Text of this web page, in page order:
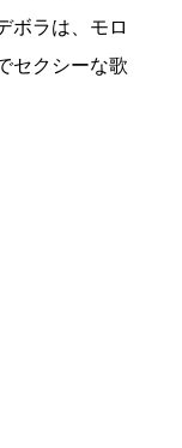
ボラは、モロ
セクシーな歌